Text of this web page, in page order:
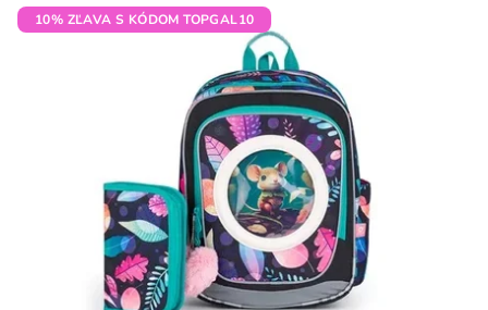
10% ZĽAVA S KÓDOM TOPGAL10